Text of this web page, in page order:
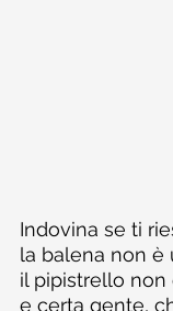
Indovina se ti
la balena non è
il pipistrello
e certa gente,